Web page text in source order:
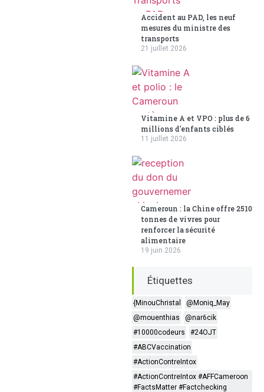
Accident au PAD, les neuf
mesures du ministre des
transports
21 juillet 2026
Vitamine A et VPO : plus de 6
millions d'enfants ciblés
11 juillet 2026
Cameroun : la Chine offre 2510
tonnes de vivres pour
renforcer la sécurité
alimentaire
19 juin 2026
Étiquettes
{MinouChristal
@Moniq_May
@mouenthias
@nar6cik
#10000codeurs
#24OJT
#ABCVaccination
#ActionContreIntox
#ActionContreIntox #AFFCameroon
#FactsMatter #Factchecking